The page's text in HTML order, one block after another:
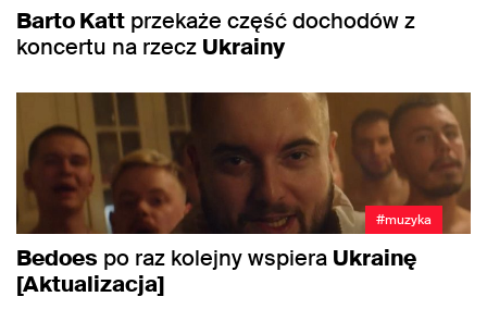
Barto Katt przekaże część dochodów z
koncertu na rzecz Ukrainy
#muzyka
Bedoes po raz kolejny wspiera Ukrainę
[Aktualizacja]